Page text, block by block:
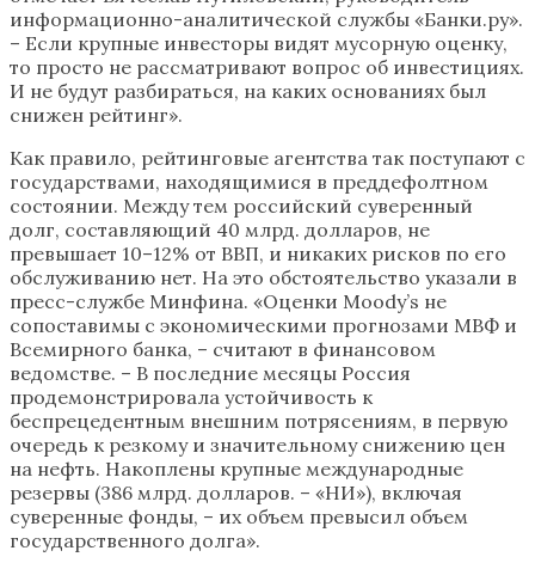
информационно-аналитической службы «Банки.ру».
– Если крупные инвесторы видят мусорную оценку,
то просто не рассматривают вопрос об инвестициях.
И не будут разбираться, на каких основаниях был
снижен рейтинг».
Как правило, рейтинговые агентства так поступают с
государствами, находящимися в преддефолтном
состоянии. Между тем российский суверенный
долг, составляющий 40 млрд. долларов, не
превышает 10–12% от ВВП, и никаких рисков по его
обслуживанию нет. На это обстоятельство указали в
пресс-службе Минфина. «Оценки Moody’s не
сопоставимы с экономическими прогнозами МВФ и
Всемирного банка, – считают в финансовом
ведомстве. – В последние месяцы Россия
продемонстрировала устойчивость к
беспрецедентным внешним потрясениям, в первую
очередь к резкому и значительному снижению цен
на нефть. Накоплены крупные международные
резервы (386 млрд. долларов. – «НИ»), включая
суверенные фонды, – их объем превысил объем
государственного долга».